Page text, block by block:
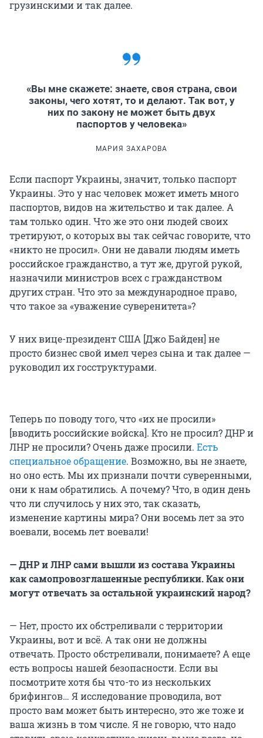
погибло более ста человек.
грузинскими и так далее.
«Вы мне скажете: знаете, своя страна, свои
законы, чего хотят, то и делают. Так вот, у
них по закону не может быть двух
паспортов у человека»
МАРИЯ ЗАХАРОВА
Если паспорт Украины, значит, только паспорт
Украины. Это у нас человек может иметь много
паспортов, видов на жительство и так далее. А
там только один. Что же это они людей своих
третируют, о которых вы так сейчас говорите, что
«никто не просил». Они не давали людям иметь
российское гражданство, а тут же, другой рукой,
назначили министров всех с гражданством
других стран. Что это за международное право,
что такое за «уважение суверенитета»?
У них вице-президент США [Джо Байден] не
просто бизнес свой имел через сына и так далее —
руководил их госструктурами.
Теперь по поводу того, что «их не просили»
[вводить российские войска]. Кто не просил? ДНР и
ЛНР не просили? Очень даже просили. Есть
специальное обращение. Возможно, вы не знаете,
но оно есть. Мы их признали почти суверенными,
они к нам обратились. А почему? Что, в один день
что ли случилось у них это, так сказать,
изменение картины мира? Они восемь лет за это
воевали, восемь лет воевали!
— ДНР и ЛНР сами вышли из состава Украины
как самопровозглашенные республики. Как они
могут отвечать за остальной украинский народ?
— Нет, просто их обстреливали с территории
Украины, вот и всё. А так они не должны
отвечать. Просто обстреливали, понимаете? А еще
есть вопросы нашей безопасности. Если вы
посмотрите хотя бы что-то из нескольких
брифингов… Я исследование проводила, вот
просто вам может быть интересно, это же тоже и
ваша жизнь в том числе. Я не говорю, что надо